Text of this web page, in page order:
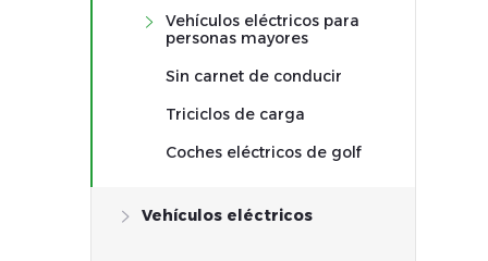
Vehículos eléctricos para
personas mayores
Sin carnet de conducir
Triciclos de carga
Coches eléctricos de golf
Vehículos eléctricos